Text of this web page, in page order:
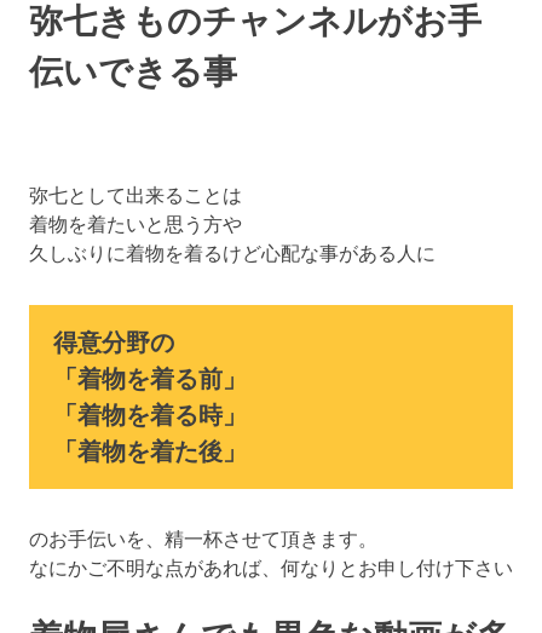
弥七きものチャンネルがお手
伝いできる事
弥七として出来ることは
着物を着たいと思う方や
久しぶりに着物を着るけど心配な事がある人に
得意分野の
「着物を着る前」
「着物を着る時」
「着物を着た後」
のお手伝いを、精一杯させて頂きます。
なにかご不明な点があれば、何なりとお申し付け下さい